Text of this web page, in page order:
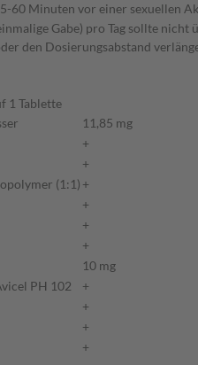
60 Minuten vor einer sexuellen
Gabe) pro Tag sollte
den Dosierungsabstand
1 Tablette
11,85 mg
+
+
(1:1) +
+
+
+
10 mg
PH 102
+
+
+
+